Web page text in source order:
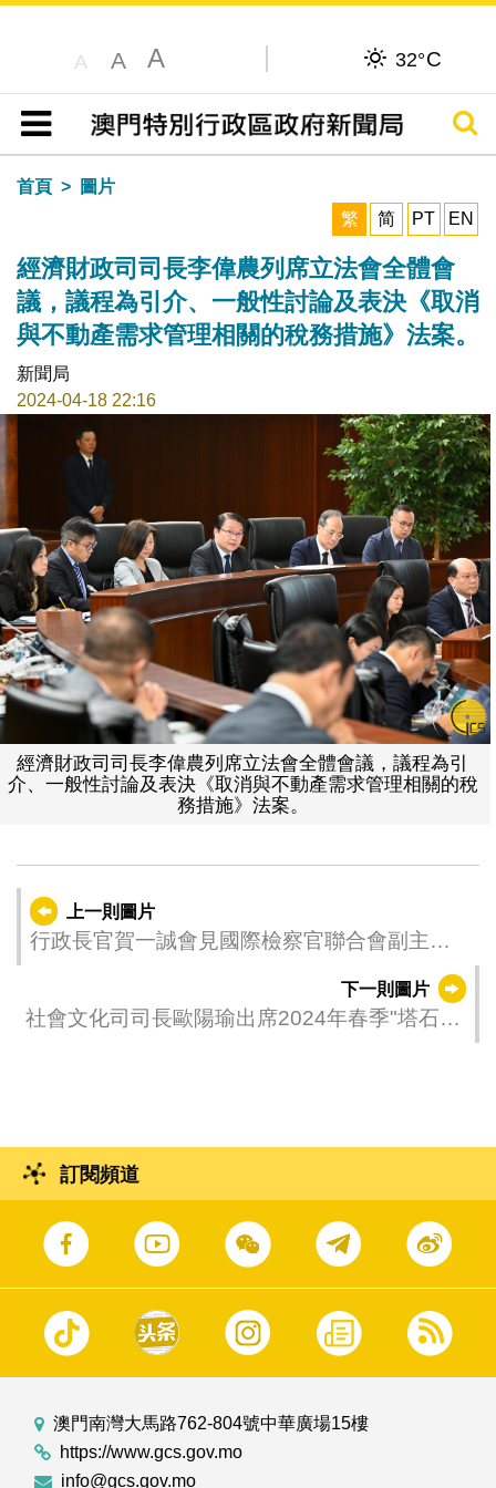
A A A 32°C
目錄
搜尋
首頁
圖片
繁
简 PT EN
經濟財政司司長李偉農列席立法會全體會
議，議程為引介、一般性討論及表決《取消
與不動產需求管理相關的稅務措施》法案。
新聞局
2024-04-18 22:16
經濟財政司司長李偉農列席立法會全體會議，議程為引
介、一般性討論及表決《取消與不動產需求管理相關的稅
務措施》法案。
上一則圖片
行政長官賀一誠會見國際檢察官聯合會副主席
曼努埃爾‧皮涅羅‧弗雷塔斯（Manuel Pinheiro
Freitas）。
下一則圖片
社會文化司司長歐陽瑜出席2024年春季"塔石藝
訂閱頻道
澳門南灣大馬路762-804號中華廣場15樓
https://www.gcs.gov.mo
info@gcs.gov.mo